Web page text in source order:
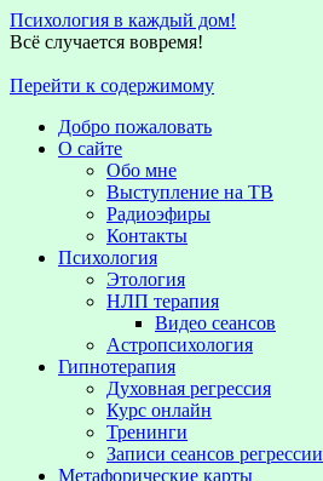
Психология в каждый дом!
Всё случается вовремя!
Перейти к содержимому
Добро пожаловать
О сайте
Обо мне
Выступление на TВ
Радиоэфиры
Контакты
Психология
Этология
НЛП терапия
Видео сеансов
Астропсихология
Гипнотерапия
Духовная регрессия
Курс онлайн
Тренинги
Записи сеансов регрессии
Метафорические карты